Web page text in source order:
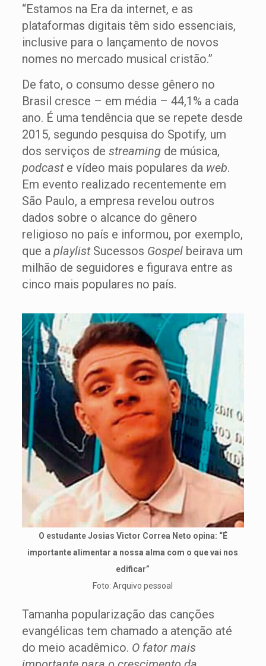
“Estamos na Era da internet, e as
plataformas digitais têm sido essenciais,
inclusive para o lançamento de novos
nomes no mercado musical cristão.”
De fato, o consumo desse gênero no
Brasil cresce – em média – 44,1% a cada
ano. É uma tendência que se repete desde
2015, segundo pesquisa do Spotify, um
dos serviços de streamingde música,
podcaste vídeo mais populares da web.
Em evento realizado recentemente em
São Paulo, a empresa revelou outros
dados sobre o alcance do gênero
religioso no país e informou, por exemplo,
que a playlistSucessos Gospelbeirava um
milhão de seguidores e figurava entre as
cinco mais populares no país.
O estudante Josias Victor Correa Neto opina: “É
importante alimentar a nossa alma com o quevai nos
edificar”
Foto: Arquivo pessoal
Tamanha popularização das canções
evangélicas tem chamado a atenção até
do meio acadêmico. O fator mais